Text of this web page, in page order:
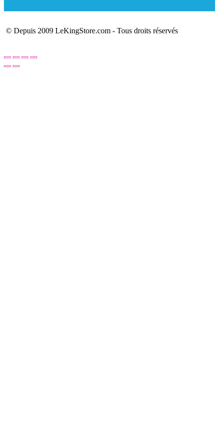
© Depuis 2009 LeKingStore.com - Tous droits réservés